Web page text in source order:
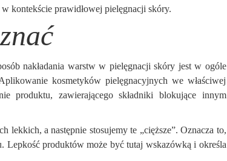
kontekście prawidłowej pielęgnacji skóry.
nakładania warstw w pielęgnacji skóry jest w ogóle
kosmetyków pielęgnacyjnych we właściwej
produktu, zawierającego składniki blokujące innym
lekkich, a następnie stosujemy te „cięższe”. Oznacza to,
Lepkość produktów może być tutaj wskazówką i określa